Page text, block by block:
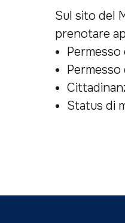
Sul sito del
prenotare
Status di